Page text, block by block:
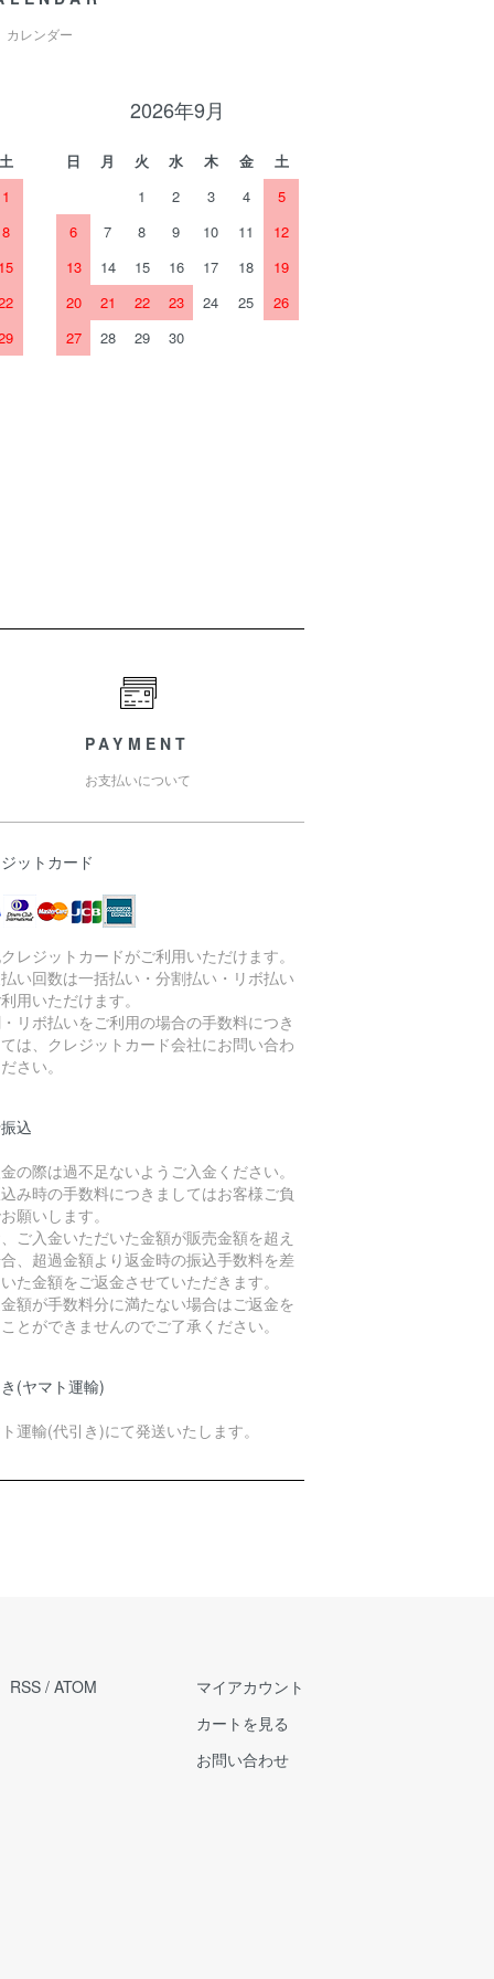
カレンダー
土
1
8
15
2026年9月
日 月 火 水 木 金
土
1
2 3 4
5
6
7 8 9 10 11
12
13
14 15 16 17 18
19
20
21 22 23 24 25
26
27
28 29 30
PAYMENT
お支払いについて
ットカード
クレジットカードがご利用いただけます。
い回数は一括払い・分割払い・リボ払い
用いただけます。
リボ払いをご利用の場合の手数料につき
は、クレジットカード会社にお問い合わ
さい。
込
の際は過不足ないようご入金ください。
み時の手数料につきましてはお客様ご負
願いします。
ご入金いただいた金額が販売金額を超え
、超過金額より返金時の振込手数料を差
た金額をご返金させていただきます。
額が手数料分に満たない場合はご返金を
とができませんのでご了承ください。
(ヤマト運輸)
運輸(代引き)にて発送いたします。
RSS / ATOM
マイアカウント
カートを見る
お問い合わせ